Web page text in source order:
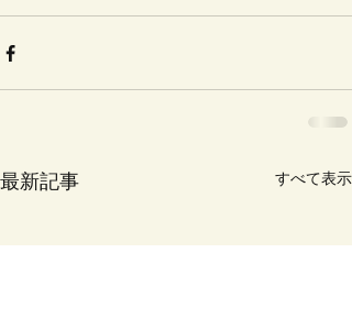
最新記事 すべて表示